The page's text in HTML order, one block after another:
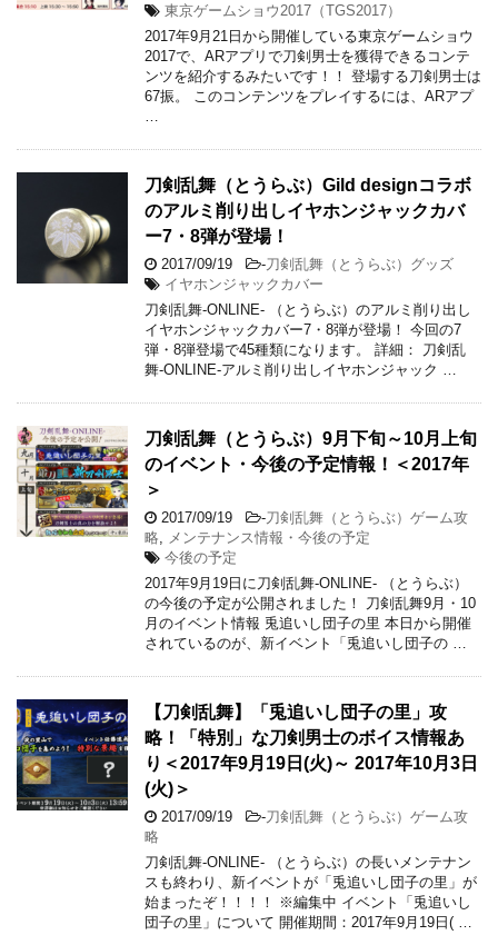
東京ゲームショウ2017（TGS2017）
2017年9月21日から開催している東京ゲームショウ
2017で、ARアプリで刀剣男士を獲得できるコンテ
ンツを紹介するみたいです！！ 登場する刀剣男士は
67振。 このコンテンツをプレイするには、ARアプ
刀剣乱舞（とうらぶ）Gild designコラボ
のアルミ削り出しイヤホンジャックカバ
ー7・8弾が登場！
2017/09/19 -刀剣乱舞（とうらぶ）グッズ
イヤホンジャックカバー
刀剣乱舞-ONLINE- （とうらぶ）のアルミ削り出し
イヤホンジャックカバー7・8弾が登場！ 今回の7
弾・8弾登場で45種類になります。 詳細： 刀剣乱
舞-ONLINE-アルミ削り出しイヤホンジャック …
刀剣乱舞（とうらぶ）9月下旬～10月上旬
のイベント・今後の予定情報！＜2017年
＞
2017/09/19 -刀剣乱舞（とうらぶ）ゲーム攻
略
メンテナンス情報・今後の予定
今後の予定
2017年9月19日に刀剣乱舞-ONLINE- （とうらぶ）
の今後の予定が公開されました！ 刀剣乱舞9月・10
月のイベント情報 兎追いし団子の里 本日から開催
されているのが、新イベント「兎追いし団子の …
【刀剣乱舞】「兎追いし団子の里」攻
略！「特別」な刀剣男士のボイス情報あ
り＜2017年9月19日(火)～ 2017年10月3日
(火)＞
2017/09/19 -刀剣乱舞（とうらぶ）ゲーム攻
略
刀剣乱舞-ONLINE- （とうらぶ）の長いメンテナン
スも終わり、新イベントが「兎追いし団子の里」が
始まったぞ！！！！ ※編集中 イベント「兎追いし
団子の里」について 開催期間：2017年9月19日( …